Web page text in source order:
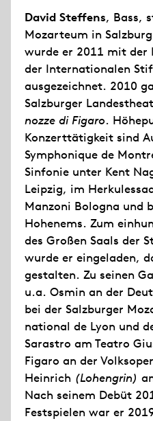
David Steffens, Bass,
Mozarteum in
wurde er 2011 mit
der Internationalen
ausgezeichnet. 2010
Salzburger
nozze di Figaro.
Konzerttätigkeit sind
Symphonique de
Sinfonie unter Kent
Leipzig, im
Manzoni Bologna und
Hohenems. Zum
des Großen Saals der
wurde er eingeladen,
gestalten. Zu seinen
u.a. Osmin an der
bei der Salzburger
national de Lyon und
Sarastro am Teatro
Figaro an der
Heinrich (Lohengrin)
Nach seinem Debüt
Festspielen war er